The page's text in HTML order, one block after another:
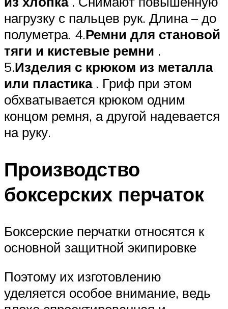
нагрузку с пальцев рук. Длина – до
полуметра. 4.Ремни для становой
тяги и кистевые ремни .
5.Изделия с крюком из металла
или пластика. Гриф при этом
обхватывается крюком одним
концом ремня, а другой надевается
на руку.
Производство
боксерских перчаток
Боксерские перчатки относятся к
основной защитной экипировке
Поэтому их изготовлению
уделяется особое внимание, ведь